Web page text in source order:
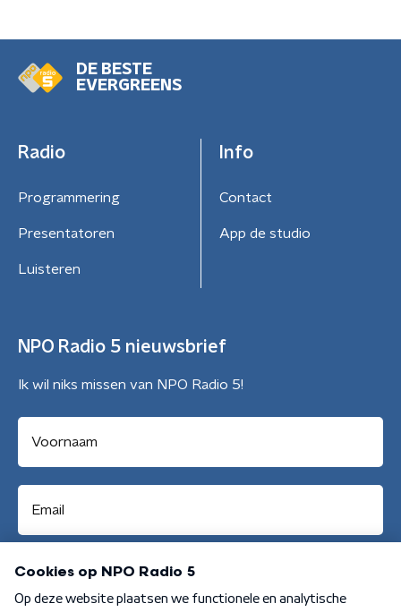
DE BESTE
EVERGREENS
Radio
Programmering
Presentatoren
Luisteren
Info
Contact
App de studio
NPO Radio 5 nieuwsbrief
Ik wil niks missen van NPO Radio 5!
Aanmelden